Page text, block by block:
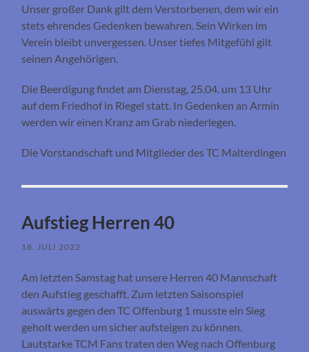
Unser großer Dank gilt dem Verstorbenen, dem wir ein
stets ehrendes Gedenken bewahren. Sein Wirken im
Verein bleibt unvergessen. Unser tiefes Mitgefühl gilt
seinen Angehörigen.
Die Beerdigung findet am Dienstag, 25.04. um 13 Uhr
auf dem Friedhof in Riegel statt. In Gedenken an Armin
werden wir einen Kranz am Grab niederlegen.
Die Vorstandschaft und Mitglieder des TC Malterdingen
Aufstieg Herren 40
18. JULI 2022
Am letzten Samstag hat unsere Herren 40 Mannschaft
den Aufstieg geschafft. Zum letzten Saisonspiel
auswärts gegen den TC Offenburg 1 musste ein Sieg
geholt werden um sicher aufsteigen zu können.
Lautstarke TCM Fans traten den Weg nach Offenburg